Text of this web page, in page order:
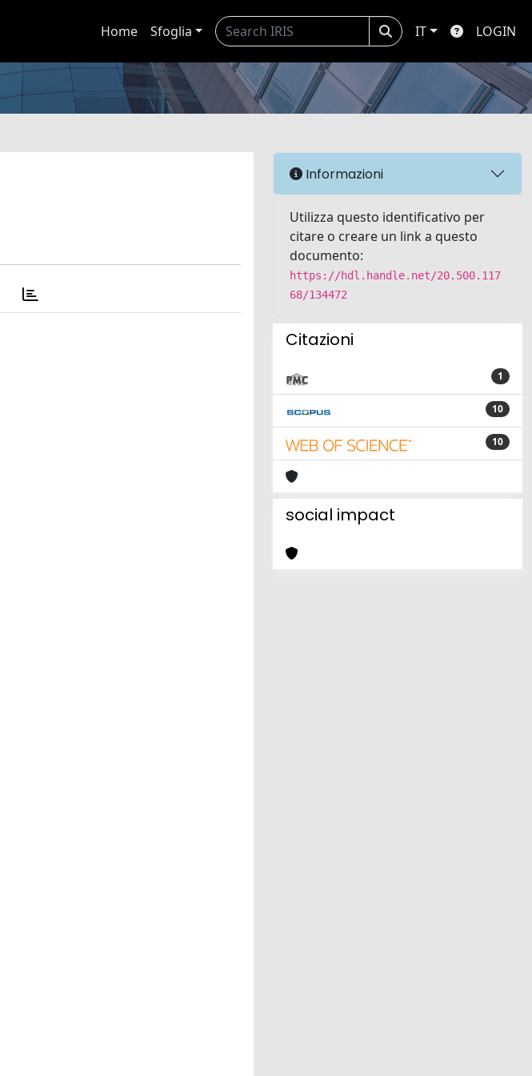
Home Sfoglia IT LOGIN
Informazioni
Utilizza questo identificativo per
citare o creare un link a questo
documento:
https://hdl.handle.net/20.500.117
68/134472
Citazioni
1
10
10
social impact